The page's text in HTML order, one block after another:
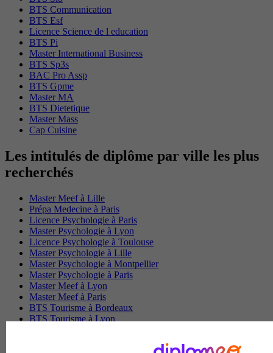
BTS Communication
BTS Esf
Licence Science de l education
BTS Pi
Master International Business
BTS Sp3s
BAC Pro Assp
BTS Gpme
Master MA
BTS Dietetique
Master Mass
Cap Cuisine
Les intitulés de diplôme par ville les plus
recherchés
Master Meef à Lille
Prépa Medecine à Paris
Licence Psychologie à Paris
Master Psychologie à Lyon
Licence Psychologie à Toulouse
Master Psychologie à Lille
Master Psychologie à Montpellier
Master Psychologie à Paris
Master Meef à Lyon
Master Meef à Paris
BTS Tourisme à Bordeaux
BTS Tourisme à Lyon